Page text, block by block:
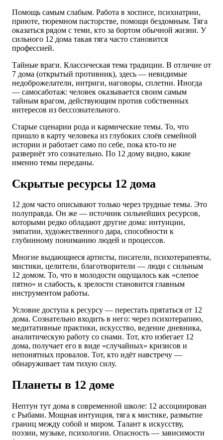
Помощь самым слабым. Работа в хосписе, психиатрии,
приюте, тюремном пасторстве, помощи бездомным. Тяга
оказаться рядом с теми, кто за бортом обычной жизни. У
сильного 12 дома такая тяга часто становится
профессией.
Тайные враги. Классическая тема традиции. В отличие от
7 дома (открытый противник), здесь — невидимые
недоброжелатели, интриги, наговоры, сплетни. Иногда
— самосаботаж: человек оказывается своим самым
тайным врагом, действующим против собственных
интересов из бессознательного.
Старые сценарии рода и кармические темы. То, что
пришло в карту человека из глубоких слоёв семейной
истории и работает само по себе, пока кто-то не
развернёт это сознательно. По 12 дому видно, какие
именно темы переданы.
Скрытые ресурсы 12 дома
12 дом часто описывают только через трудные темы. Это
полуправда. Он же — источник сильнейших ресурсов,
которыми редко обладают другие дома: интуиции,
эмпатии, художественного дара, способности к
глубинному пониманию людей и процессов.
Многие выдающиеся артисты, писатели, психотерапевты,
мистики, целители, благотворители — люди с сильным
12 домом. То, что в молодости ощущалось как «слепое
пятно» и слабость, к зрелости становится главным
инструментом работы.
Условие доступа к ресурсу — перестать прятаться от 12
дома. Сознательно входить в него: через психотерапию,
медитативные практики, искусство, ведение дневника,
аналитическую работу со снами. Тот, кто избегает 12
дома, получает его в виде «случайных» кризисов и
непонятных провалов. Тот, кто идёт навстречу —
обнаруживает там тихую силу.
Планеты в 12 доме
Нептун тут дома в современной школе: 12 ассоциирован
с Рыбами. Мощная интуиция, тяга к мистике, размытие
границ между собой и миром. Талант к искусству,
поэзии, музыке, психологии. Опасность — зависимости